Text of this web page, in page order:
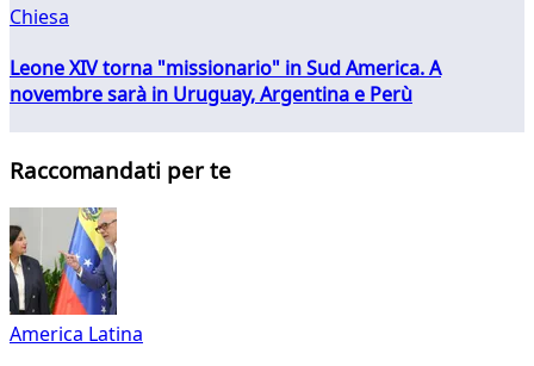
Chiesa
Leone XIV torna "missionario" in Sud America. A
novembre sarà in Uruguay, Argentina e Perù
Raccomandati per te
America Latina